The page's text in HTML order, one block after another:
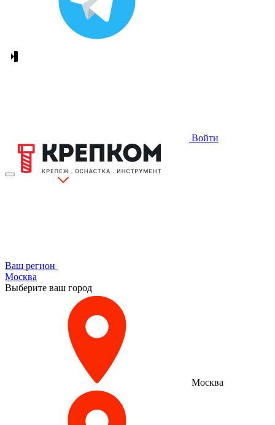
Войти
Ваш регион
Москва
Выберите ваш город
Москва